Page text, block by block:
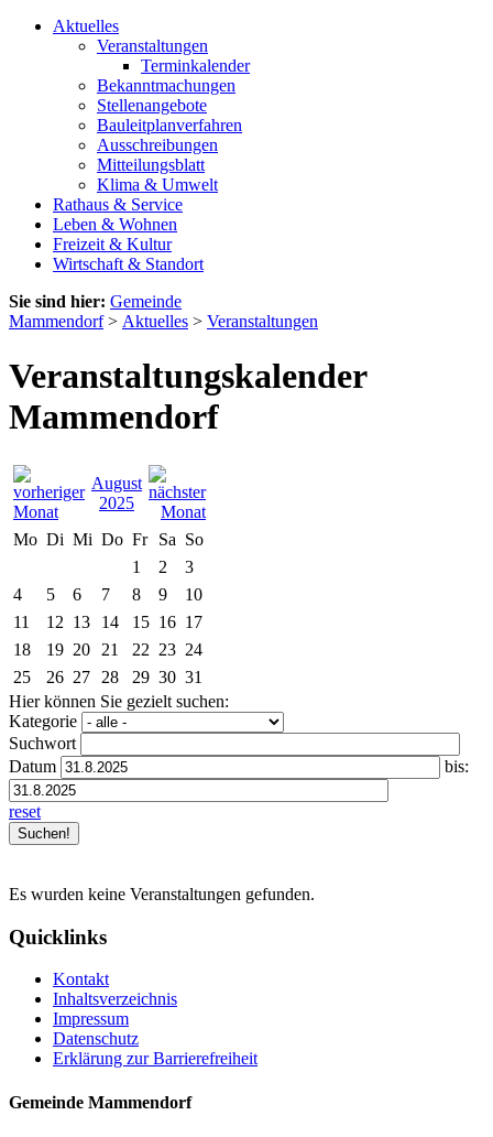
Aktuelles
Veranstaltungen
Terminkalender
Bekanntmachungen
Stellenangebote
Bauleitplanverfahren
Ausschreibungen
Mitteilungsblatt
Klima & Umwelt
Rathaus & Service
Leben & Wohnen
Freizeit & Kultur
Wirtschaft & Standort
Sie sind hier: Gemeinde
Mammendorf> Aktuelles > Veranstaltungen
Veranstaltungskalender
Mammendorf
August
2025
Mo Di Mi Do Fr Sa So
1
2
3
4
5 6 7 8 9
10
11
12 13 14 15 16 17
18
19 20 21 22 23 24
25
26 27 28 29 30 31
Hier können Sie gezielt suchen:
Kategorie
Suchwort
Datum
bis:
reset
Es wurden keine Veranstaltungen gefunden.
Quicklinks
Kontakt
Inhaltsverzeichnis
Impressum
Datenschutz
Erklärung zur Barrierefreiheit
Gemeinde Mammendorf